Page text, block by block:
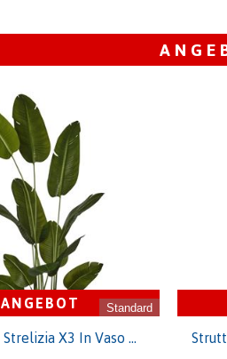
ANGEBOT Standard
Art. Pianta Strelizia X3 In Vaso H.240cm Green